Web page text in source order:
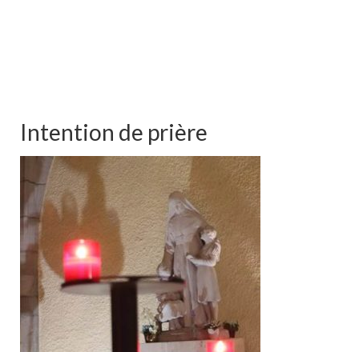
Intention de prière